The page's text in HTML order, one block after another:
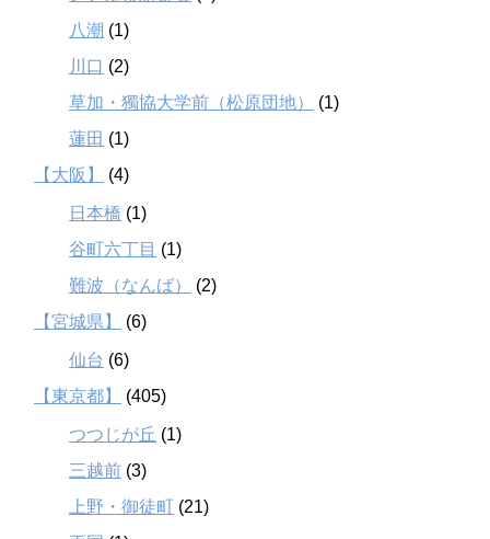
八潮 (1)
川口 (2)
草加・獨協大学前（松原団地）
(1)
蓮田 (1)
【大阪】
(4)
日本橋 (1)
谷町六丁目 (1)
難波（なんば）
(2)
【宮城県】
(6)
仙台 (6)
【東京都】
(405)
つつじが丘 (1)
三越前 (3)
上野・御徒町 (21)